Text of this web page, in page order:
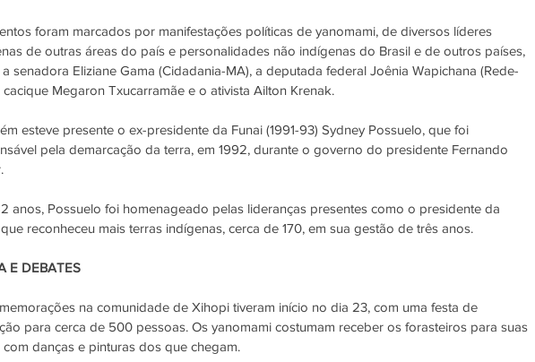
foram marcados por manifestações políticas de yanomami, de diversos líderes
de outras áreas do país e personalidades não indígenas do Brasil e de outros países,
senadora Eliziane Gama (Cidadania-MA), a deputada federal Joênia Wapichana (Rede-
cacique Megaron Txucarramãe e o ativista Ailton Krenak.
esteve presente o ex-presidente da Funai (1991-93) Sydney Possuelo, que foi
pela demarcação da terra, em 1992, durante o governo do presidente Fernando
anos, Possuelo foi homenageado pelas lideranças presentes como o presidente da
reconheceu mais terras indígenas, cerca de 170, em sua gestão de três anos.
E DEBATES
na comunidade de Xihopi tiveram início no dia 23, com uma festa de
para cerca de 500 pessoas. Os yanomami costumam receber os forasteiros para suas
com danças e pinturas dos que chegam.